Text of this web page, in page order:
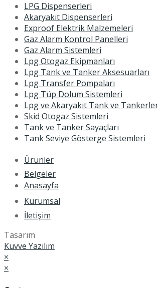
LPG Dispenserleri
Akaryakıt Dispenserleri
Exproof Elektrik Malzemeleri
Gaz Alarm Kontrol Panelleri
Gaz Alarm Sistemleri
Lpg Otogaz Ekipmanları
Lpg Tank ve Tanker Aksesuarları
Lpg Transfer Pompaları
Lpg Tüp Dolum Sistemleri
Lpg ve Akaryakıt Tank ve
Skid Otogaz Sistemleri
Tank ve Tanker Sayaçları
Tank Seviye Gösterge Sistemleri
Ürünler
Belgeler
Anasayfa
Kurumsal
İletişim
Tasarım
Kuvve Yazılım
×
×